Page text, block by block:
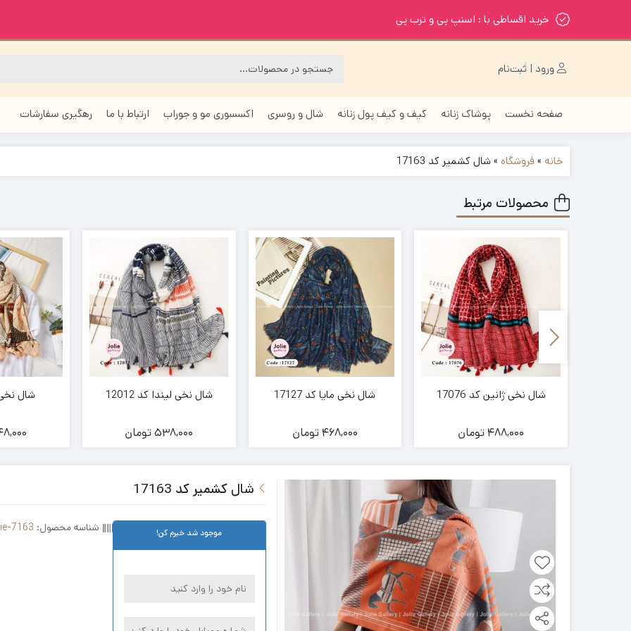
خرید اقساطی با : اسنپ پی و ترب پی
ورود | ثبت‌نام
صفحه نخست پوشاک زنانه کیف و کیف پول زنانه شال و روسری اکسسوری مو و جوراب ارتباط با ما رهگیری سفارشات
خانه »فروشگاه »شال کشمیر کد 17163
محصولات مرتبط
شال نخی ژانین کد 17076
488,000 تومان
شال نخی مایا کد 17127
468,000 تومان
شال نخی لیندا کد 12012
538,000تومان
شال نخی کد
شال کشمیر کد 17163
موجود شد خبرم کن! شناسه محصول: 7163